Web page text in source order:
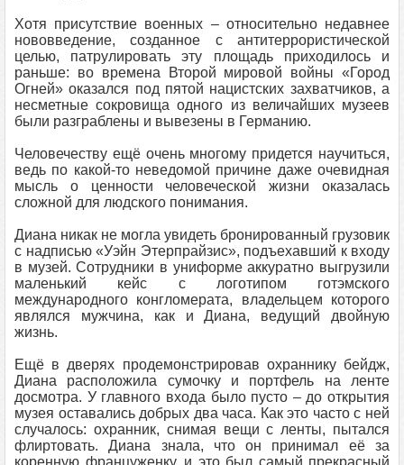
Хотя присутствие военных – относительно недавнее
нововведение, созданное с антитеррористической
целью, патрулировать эту площадь приходилось и
раньше: во времена Второй мировой войны «Город
Огней» оказался под пятой нацистских захватчиков, а
несметные сокровища одного из величайших музеев
были разграблены и вывезены в Германию.
Человечеству ещё очень многому придется научиться,
ведь по какой-то неведомой причине даже очевидная
мысль о ценности человеческой жизни оказалась
сложной для людского понимания.
Диана никак не могла увидеть бронированный грузовик
с надписью «Уэйн Этерпрайзис», подъехавший к входу
в музей. Сотрудники в униформе аккуратно выгрузили
маленький кейс с логотипом готэмского
международного конгломерата, владельцем которого
являлся мужчина, как и Диана, ведущий двойную
жизнь.
Ещё в дверях продемонстрировав охраннику бейдж,
Диана расположила сумочку и портфель на ленте
досмотра. У главного входа было пусто – до открытия
музея оставались добрых два часа. Как это часто с ней
случалось: охранник, снимая вещи с ленты, пытался
флиртовать. Диана знала, что он принимал её за
коренную француженку, и это был самый прекрасный